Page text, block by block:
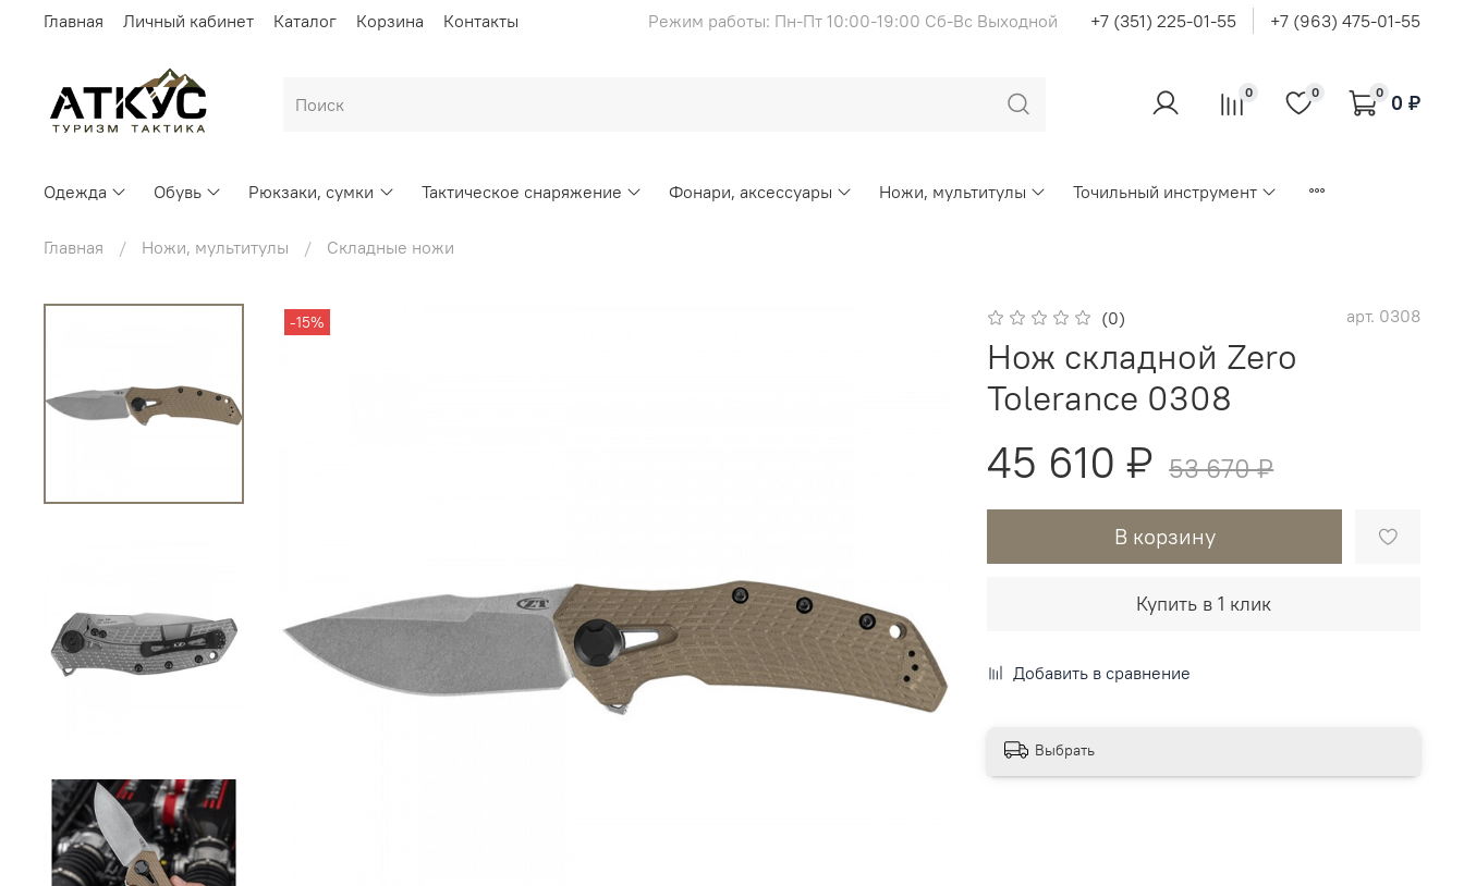
Главная Личный кабинет Каталог Корзина Контакты Режим работы: Пн-Пт 10:00-19:00 Сб-Вс Выходной +7 (351) 225-01-55 +7 (963) 475-01-55
0 0 0 0 ₽
Одежда Обувь Рюкзаки, сумки Тактическое снаряжение Фонари, аксессуары Ножи, мультитулы Точильный инструмент
Главная Ножи, мультитулы Складные ножи
-15% (0) арт. 0308
Нож складной Zero
Tolerance 0308
45 610 ₽ 53 670 ₽
В корзину
Купить в 1 клик
Добавить в сравнение
Выбрать